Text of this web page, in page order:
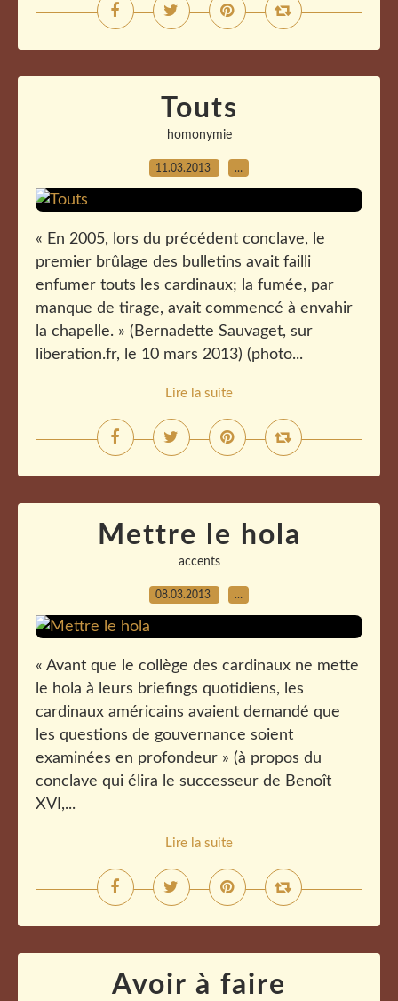
Touts
homonymie
11.03.2013 …
« En 2005, lors du précédent conclave, le
premier brûlage des bulletins avait failli
enfumer touts les cardinaux; la fumée, par
manque de tirage, avait commencé à envahir
la chapelle. » (Bernadette Sauvaget, sur
liberation.fr, le 10 mars 2013) (photo...
Lire la suite
Mettre le hola
accents
08.03.2013 …
« Avant que le collège des cardinaux ne mette
le hola à leurs briefings quotidiens, les
cardinaux américains avaient demandé que
les questions de gouvernance soient
examinées en profondeur » (à propos du
conclave qui élira le successeur de Benoît
XVI,...
Lire la suite
Avoir à faire